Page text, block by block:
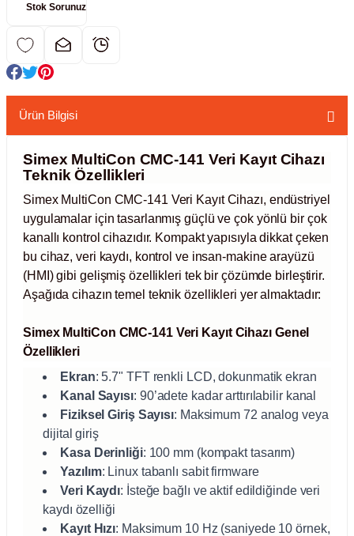
(Orbital Shaker)
(Lineer Shaker)
Sıvıları
Hunileri
Stok Sorunuz
Ürün Bilgisi
Simex MultiCon CMC-141 Veri Kayıt Cihazı
Teknik Özellikleri
Simex MultiCon CMC-141 Veri Kayıt Cihazı, endüstriyel
uygulamalar için tasarlanmış güçlü ve çok yönlü bir çok
kanallı kontrol cihazıdır. Kompakt yapısıyla dikkat çeken
bu cihaz, veri kaydı, kontrol ve insan-makine arayüzü
(HMI) gibi gelişmiş özellikleri tek bir çözümde birleştirir.
Aşağıda cihazın temel teknik özellikleri yer almaktadır:
Simex MultiCon CMC-141 Veri Kayıt Cihazı Genel
Özellikleri
Ekran: 5.7" TFT renkli LCD, dokunmatik ekran
Kanal Sayısı: 90’adete kadar arttırılabilir kanal
Fiziksel Giriş Sayısı: Maksimum 72 analog veya
dijital giriş
Kasa Derinliği: 100 mm (kompakt tasarım)
Yazılım: Linux tabanlı sabit firmware
Veri Kaydı: İsteğe bağlı ve aktif edildiğinde veri
kaydı özelliği
Kayıt Hızı: Maksimum 10 Hz (saniyede 10 örnek,